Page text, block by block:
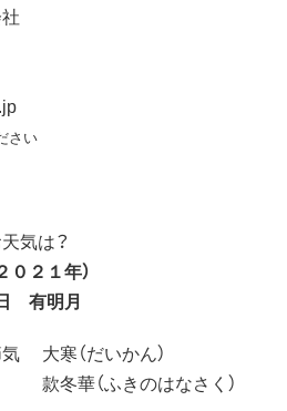
さい
気は？
２１年）
有明月
大寒（だいかん）
華（ふきのはなさく）